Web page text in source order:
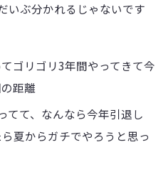
いぶ分かれるじゃないです
ゴリゴリ3年間やってきて今
距離
てて、なんなら今年引退し
夏からガチでやろうと思っ